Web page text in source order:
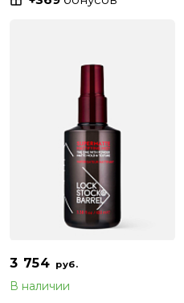
3 754 руб.
В наличии